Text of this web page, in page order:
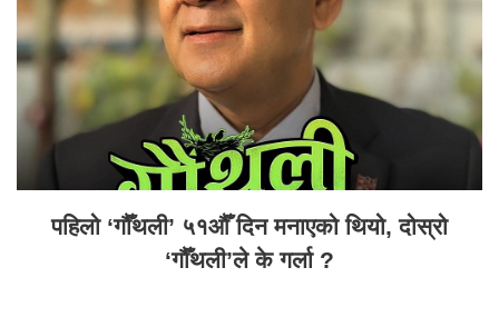
पहिलो ‘गौँथली’ ५१औँ दिन मनाएको थियो, दोस्रो
‘गौँथली’ले के गर्ला ?